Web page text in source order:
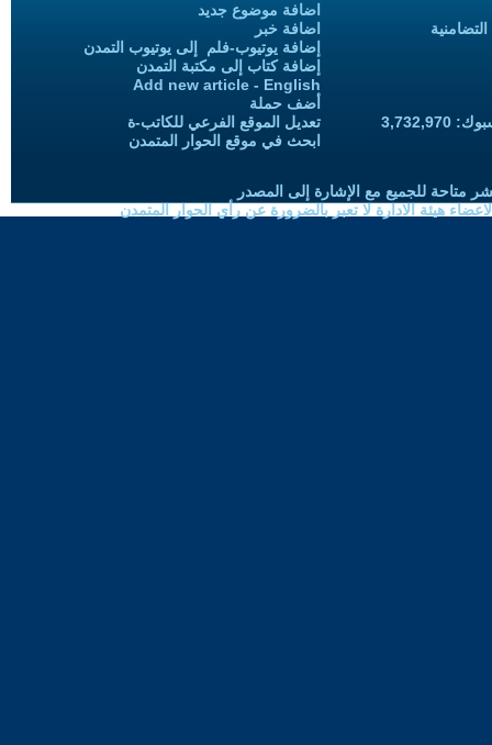
اضافة موضوع جديد
اضافة خبر
إضافة يوتيوب-فلم إلى يوتيوب التمدن
إضافة كتاب إلى مكتبة التمدن
Add new article - English
أضف حملة
تعديل الموقع الفرعي للكاتب-ة
ابحث في موقع الحوار المتمدن
متاحة للجميع مع الإشارة إلى المصدر
هيئة الادارة لا تعبر بالضرورة عن رأي الحوار المتمدن